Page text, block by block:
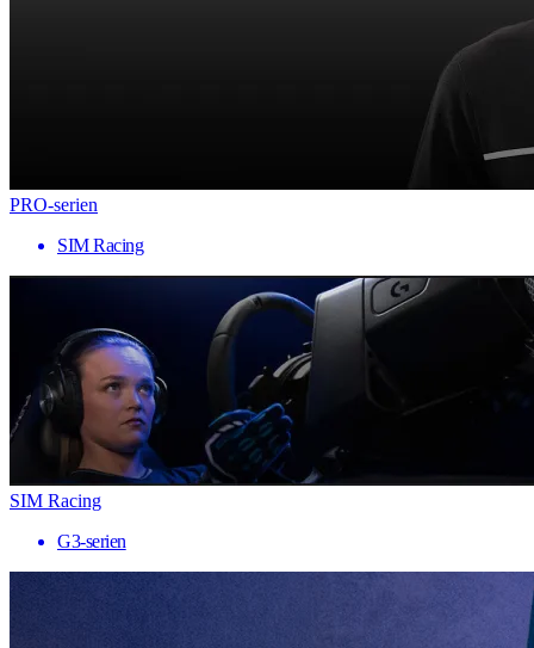
PRO-serien
SIM Racing
SIM Racing
G3-serien